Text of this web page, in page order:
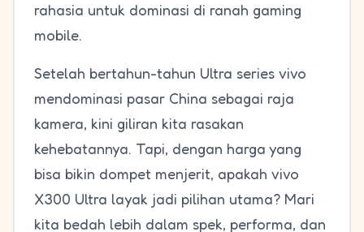
rahasia untuk dominasi di ranah gaming
mobile.
Setelah bertahun-tahun Ultra series vivo
mendominasi pasar China sebagai raja
kamera, kini giliran kita rasakan
kehebatannya. Tapi, dengan harga yang
bisa bikin dompet menjerit, apakah vivo
X300 Ultra layak jadi pilihan utama? Mari
kita bedah lebih dalam spek, performa, dan